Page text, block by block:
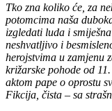
Tko zna koliko će, za
potomcima naša
izgledati luda i
neshvatljivo i
herojstvima u zamjenu
križarske pohode od
aktom pape o oprostu
Fikcija, čista – sa